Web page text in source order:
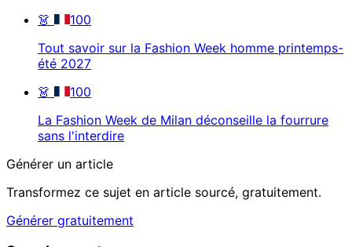
👗
100
Tout savoir sur la Fashion Week homme printemps-
été 2027
👗
100
La Fashion Week de Milan déconseille la fourrure
sans l'interdire
Générer un article
Transformez ce sujet en article sourcé, gratuitement.
Générer gratuitement